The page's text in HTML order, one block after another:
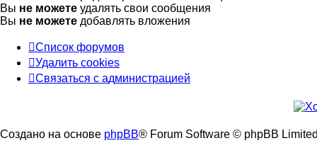
Вы не можете удалять свои сообщения
Вы не можете добавлять вложения
Список форумов
Удалить cookies
Связаться
Связаться с администрацией
Создано на основе phpBB® Forum Software © phpBB